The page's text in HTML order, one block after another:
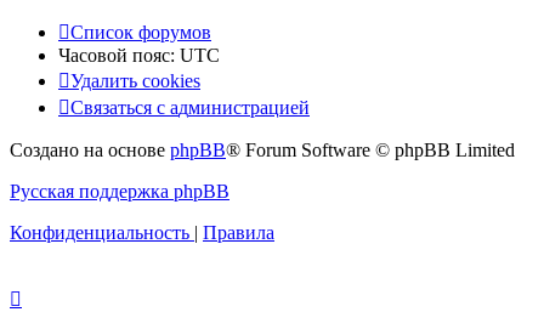
Список форумов
Часовой пояс: UTC
Удалить cookies
Связаться
администрацией
Связаться с администрацией
Создано на основе phpBB® Forum Software © phpBB Limited
Русская поддержка phpBB
Конфиденциальность | Правила